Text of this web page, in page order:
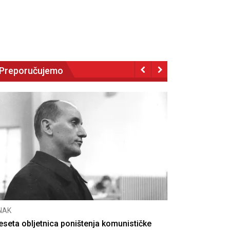
Preporučujemo
obljetnica poništenja komunističke